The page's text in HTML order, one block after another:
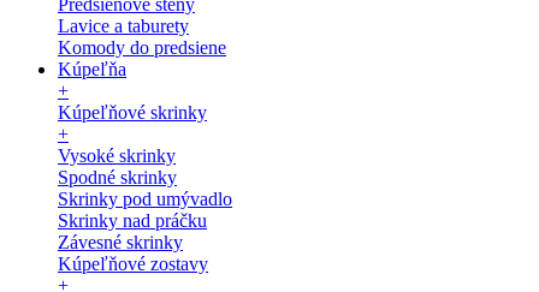
Predsieňové steny
Lavice a taburety
Komody do predsiene
Kúpeľňa
+
Kúpeľňové skrinky
+
Vysoké skrinky
Spodné skrinky
Skrinky pod umývadlo
Skrinky nad práčku
Závesné skrinky
Kúpeľňové zostavy
+